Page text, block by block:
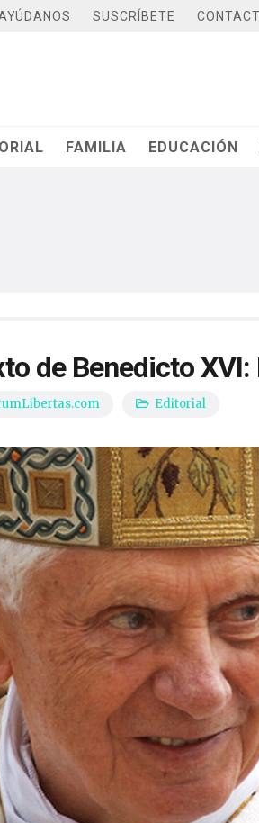
SUSCRÍBETE
FAMILIA EDUCACIÓN
de Benedicto
Editorial